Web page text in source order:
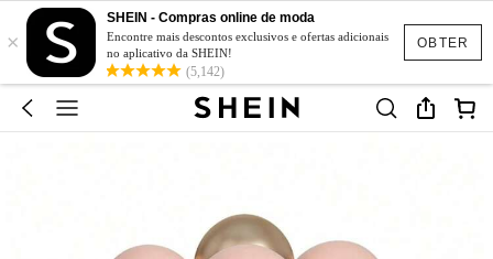
OBTER
×
SHEIN - Compras online de moda
Encontre mais descontos exclusivos e ofertas adicionais
no aplicativo da SHEIN!
(5,142)